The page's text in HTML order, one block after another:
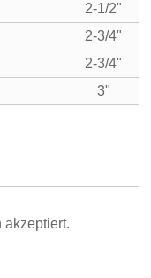
2-1/2"
2-3/4"
2-3/4"
3"
akzeptiert.